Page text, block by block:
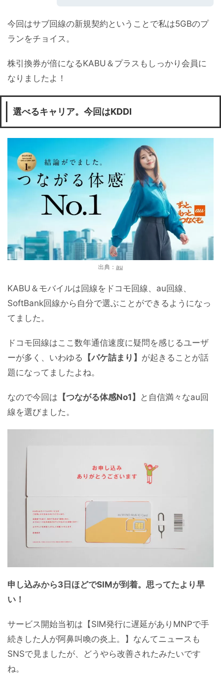
今回はサブ回線の新規契約ということで私は5GBのプ
ランをチョイス。
株引換券が倍になるKABU＆プラスもしっかり会員に
なりましたよ！
選べるキャリア。今回はKDDI
出典： au
KABU＆モバイルは回線をドコモ回線、au回線、
SoftBank回線から自分で選ぶことができるようになっ
てました。
ドコモ回線はここ数年通信速度に疑問を感じるユーザ
ーが多く、いわゆる 【パケ詰まり】 が起きることが話
題になってましたよね。
なので今回は 【つながる体感No1】
と自信満々なau回
線を選びました。
申し込みから3日ほどでSIMが到着。思ってたより早
い！
サービス開始当初は【SIM発行に遅延がありMNPで手
続きした人が阿鼻叫喚の炎上。】なんてニュースも
SNSで見ましたが、どうやら改善されたみたいです
ね。